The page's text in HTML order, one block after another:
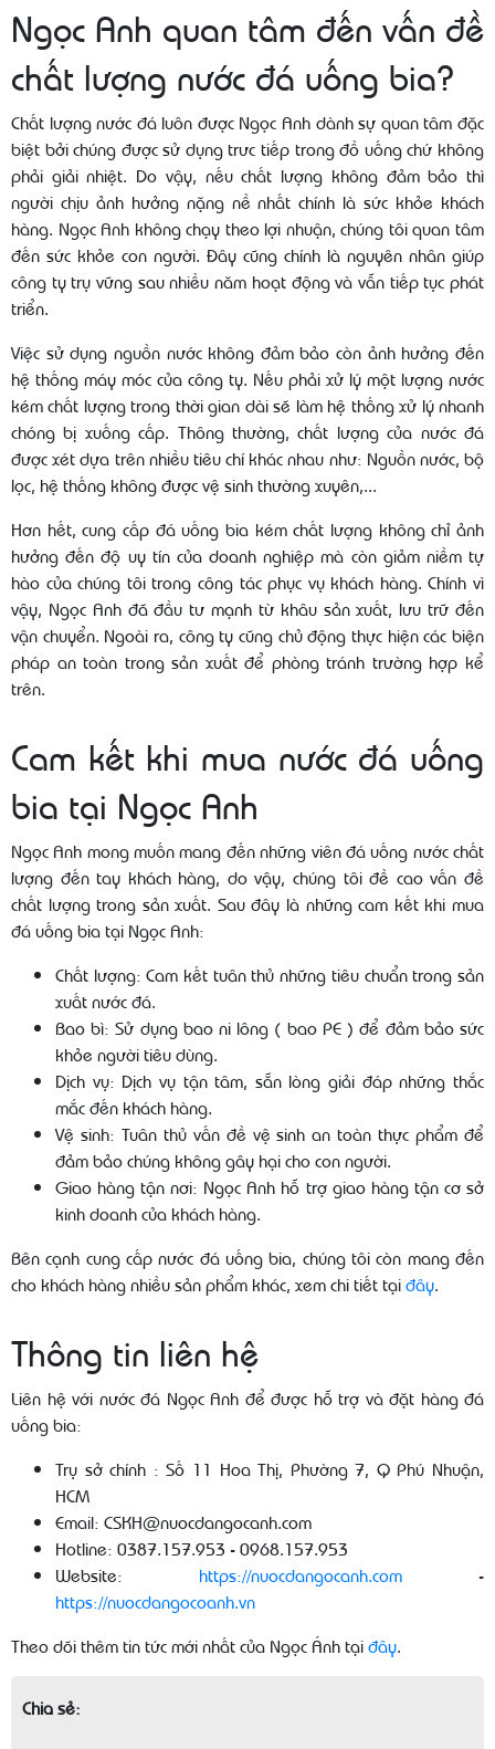
Ngọc Anh quan tâm đến vấn đề
chất lượng nước đá uống bia?
Chất lượng nước đá luôn được Ngọc Anh dành sự quan tâm đặc
biệt bởi chúng được sử dụng trưc tiếp trong đồ uống chứ không
phải giải nhiệt. Do vậy, nếu chất lượng không đảm bảo thì
người chịu ảnh hưởng nặng nề nhất chính là sức khỏe khách
hàng. Ngọc Anh không chạy theo lợi nhuận, chúng tôi quan tâm
đến sức khỏe con người. Đây cũng chính là nguyên nhân giúp
công ty trụ vững sau nhiều năm hoạt động và vẫn tiếp tục phát
triển.
Việc sử dụng nguồn nước không đảm bảo còn ảnh hưởng đến
hệ thống máy móc của công ty. Nếu phải xử lý một lượng nước
kém chất lượng trong thời gian dài sẽ làm hệ thống xử lý nhanh
chóng bị xuống cấp. Thông thường, chất lượng của nước đá
được xét dựa trên nhiều tiêu chí khác nhau như: Nguồn nước, bộ
lọc, hệ thống không được vệ sinh thường xuyên,...
Hơn hết, cung cấp đá uống bia kém chất lượng không chỉ ảnh
hưởng đến độ uy tín của doanh nghiệp mà còn giảm niềm tự
hào của chúng tôi trong công tác phục vụ khách hàng. Chính vì
vậy, Ngọc Anh đã đầu tư mạnh từ khâu sản xuất, lưu trữ đến
vận chuyển. Ngoài ra, công ty cũng chủ động thực hiện các biện
pháp an toàn trong sản xuất để phòng tránh trường hợp kể
trên.
Cam kết khi mua nước đá uống
bia tại Ngọc Anh
Ngọc Anh mong muốn mang đến những viên đá uống nước chất
lượng đến tay khách hàng, do vậy, chúng tôi đề cao vấn đề
chất lượng trong sản xuất. Sau đây là những cam kết khi mua
đá uống bia tại Ngọc Anh:
Chất lượng: Cam kết tuân thủ những tiêu chuẩn trong sản
xuất nước đá.
Bao bì: Sử dụng bao ni lông ( bao PE ) để đảm bảo sức
khỏe người tiêu dùng.
Dịch vụ: Dịch vụ tận tâm, sẵn lòng giải đáp những thắc
mắc đến khách hàng.
Vệ sinh: Tuân thủ vấn đề vệ sinh an toàn thực phẩm để
đảm bảo chúng không gây hại cho con người.
Giao hàng tận nơi: Ngọc Anh hỗ trợ giao hàng tận cơ sở
kinh doanh của khách hàng.
Bên cạnh cung cấp nước đá uống bia, chúng tôi còn mang đến
cho khách hàng nhiều sản phẩm khác, xem chi tiết tạiđây.
Thông tin liên hệ
Liên hệ với nước đá Ngọc Anh để được hỗ trợ và đặt hàng đá
uống bia:
Trụ sở chính : Số 11 Hoa Thị, Phường 7, Q Phú Nhuận,
HCM
Email: CSKH@nuocdangocanh.com
Hotline: 0387.157.953 - 0968.157.953
Website: https://nuocdangocanh.com -
https://nuocdangocoanh.vn
Theo dõi thêm tin tức mới nhất của Ngọc Ánh tạiđây.
Chia sẻ: